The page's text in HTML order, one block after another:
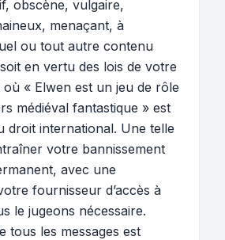
obscène, vulgaire,
menaçant, à
ou tout autre contenu
en vertu des lois de votre
« Elwen est un jeu de rôle
médiéval fantastique » est
droit international. Une telle
votre bannissement
avec une
fournisseur d’accès à
le jugeons nécessaire.
tous les messages est